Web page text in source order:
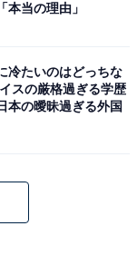
マで、北九州
ニで働く人た
する、ハートフ
ー作品となりま
らに、三彦の
本当の理由」
冷たいのはどっちな
スの厳格過ぎる学歴
本の曖昧過ぎる外国